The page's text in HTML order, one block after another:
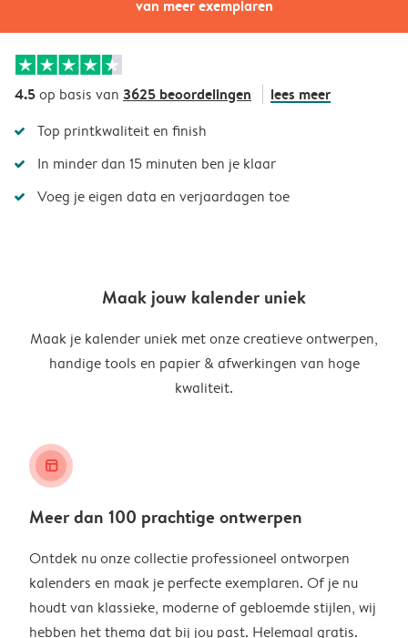
van meer exemplaren
4.5op basis van 3625 beoordelingen lees meer
Top printkwaliteit en finish
In minder dan 15 minuten ben je klaar
Voeg je eigen data en verjaardagen toe
Maak jouw kalender uniek
Maak je kalender uniek met onze creatieve ontwerpen,
handige tools en papier & afwerkingen van hoge
kwaliteit.
layout_alt
Meer dan 100 prachtige ontwerpen
Ontdek nu onze collectie professioneel ontworpen
kalenders en maak je perfecte exemplaren. Of je nu
houdt van klassieke, moderne of gebloemde stijlen, wij
hebben het thema dat bij jou past. Helemaal gratis.